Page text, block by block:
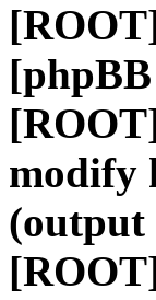
modify
(output